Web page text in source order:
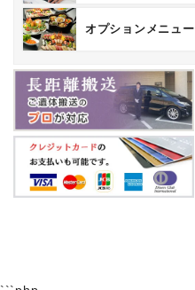
オプションメニュー